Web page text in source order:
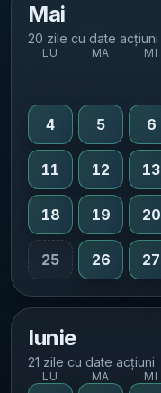
Mai
20 zile cu date acțiuni
LU MA MI
4 5 6
11 12 13
18 19 20
25 26 27
Iunie
21 zile cu date acțiuni
LU MA MI